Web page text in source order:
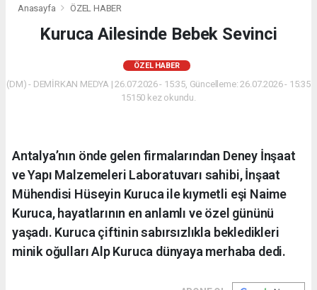
Anasayfa ÖZEL HABER
Kuruca Ailesinde Bebek Sevinci
ÖZEL HABER
(DM) - DEMİRKAN MEDYA | 26.07.2026 - 15:35, Güncelleme: 26.07.2026 - 15:35
15150 kez okundu.
Antalya’nın önde gelen firmalarından Deney İnşaat
ve Yapı Malzemeleri Laboratuvarı sahibi, İnşaat
Mühendisi Hüseyin Kuruca ile kıymetli eşi Naime
Kuruca, hayatlarının en anlamlı ve özel gününü
yaşadı. Kuruca çiftinin sabırsızlıkla bekledikleri
minik oğulları Alp Kuruca dünyaya merhaba dedi.